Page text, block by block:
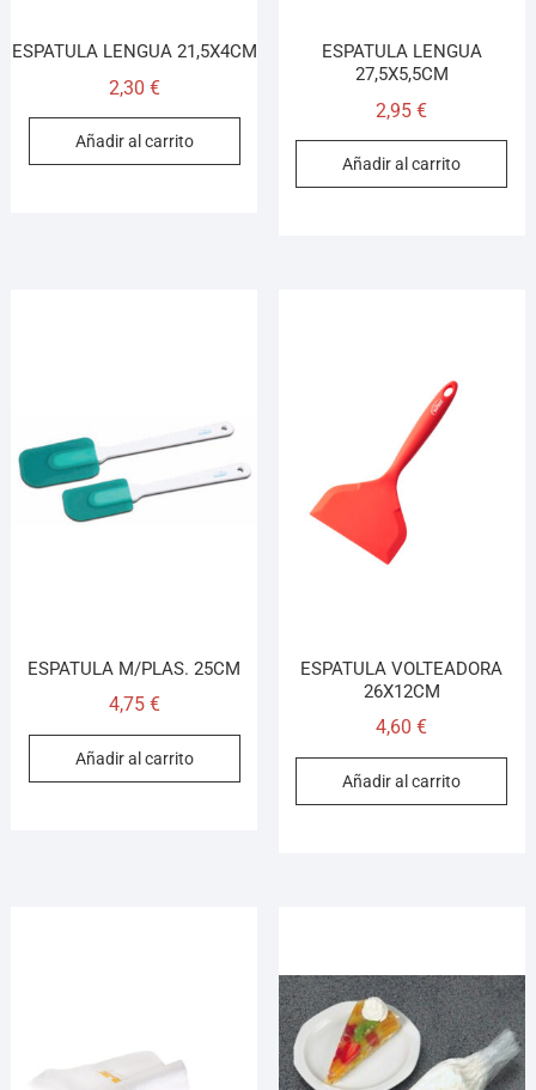
ESPATULA LENGUA 21,5X4CM
2,30 €
Añadir al carrito
ESPATULA LENGUA
27,5X5,5CM
2,95€
Añadir al carrito
ESPATULA M/PLAS. 25CM
4,75 €
Añadir al carrito
ESPATULA VOLTEADORA
26X12CM
4,60€
Añadir al carrito